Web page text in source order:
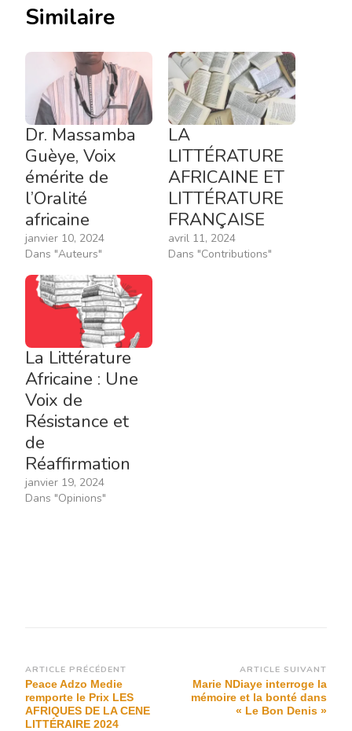
Similaire
Dr. Massamba
Guèye, Voix
émérite de
l’Oralité
africaine
janvier 10, 2024
Dans "Auteurs"
LA
LITTÉRATURE
AFRICAINE ET
LITTÉRATURE
FRANÇAISE
avril 11, 2024
Dans "Contributions"
La Littérature
Africaine : Une
Voix de
Résistance et
de
Réaffirmation
janvier 19, 2024
Dans "Opinions"
Navigation
d’article
ARTICLE PRÉCÉDENT
Peace Adzo Medie
remporte le Prix LES
AFRIQUES DE LA CENE
LITTÉRAIRE 2024
ARTICLE SUIVANT
Marie NDiaye interroge la
mémoire et la bonté dans
« Le Bon Denis »